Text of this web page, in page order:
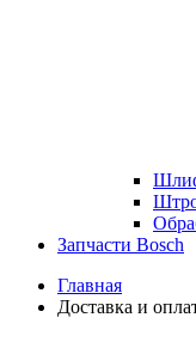
Запчасти Bosch
Главная
Доставка и